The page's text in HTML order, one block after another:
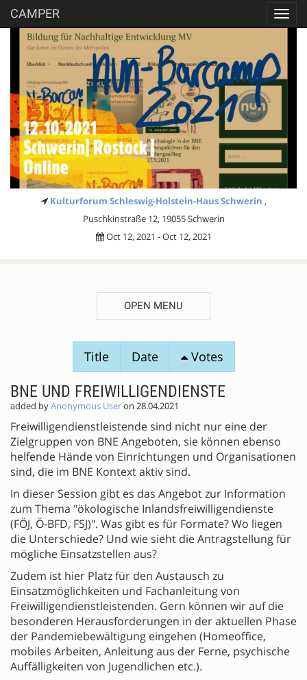
CAMPER
Kulturforum Schleswig-Holstein-Haus Schwerin ,
Puschkinstraße 12, 19055 Schwerin
Oct 12, 2021 - Oct 12, 2021
OPEN MENU
Title Date Votes
BNE UND FREIWILLIGENDIENSTE
added byAnonymous Useron 28.04.2021
Freiwilligendienstleistende sind nicht nur eine der
Zielgruppen von BNE Angeboten, sie können ebenso
helfende Hände von Einrichtungen und Organisationen
sind, die im BNE Kontext aktiv sind.
In dieser Session gibt es das Angebot zur Information
zum Thema "ökologische Inlandsfreiwilligendienste
(FÖJ, Ö-BFD, FSJ)". Was gibt es für Formate? Wo liegen
die Unterschiede? Und wie sieht die Antragstellung für
mögliche Einsatzstellen aus?
Zudem ist hier Platz für den Austausch zu
Einsatzmöglichkeiten und Fachanleitung von
Freiwilligendienstleistenden. Gern können wir auf die
besonderen Herausforderungen in der aktuellen Phase
der Pandemiebewältigung eingehen (Homeoffice,
mobiles Arbeiten, Anleitung aus der Ferne, psychische
Auffälligkeiten von Jugendlichen etc.).